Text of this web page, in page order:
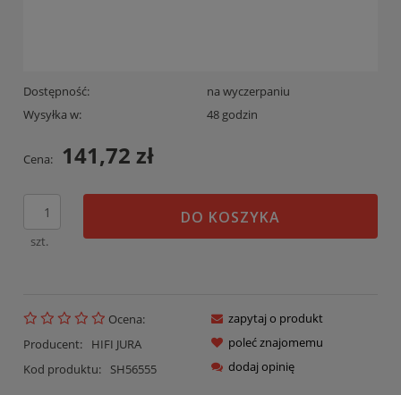
Dostępność:
na wyczerpaniu
Wysyłka w:
48 godzin
Cena: 141,72 zł
szt.
DO KOSZYKA
Ocena:
Producent:
HIFI JURA
Kod produktu:
SH56555
zapytaj o produkt
poleć znajomemu
dodaj opinię